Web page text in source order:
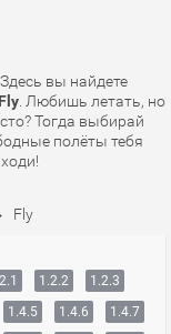
вы найдете
. Любишь летать, но
Тогда выбирай
полёты тебя
Fly
1.2.2
1.2.3
1.4.5 1.4.6
1.4.7